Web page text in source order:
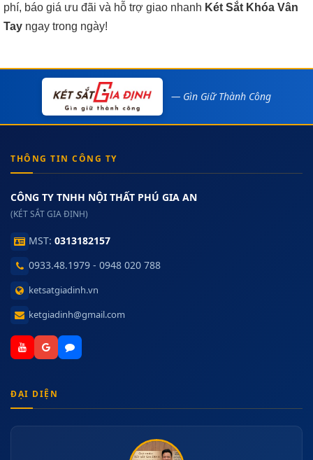
phí, báo giá ưu đãi và hỗ trợ giao nhanh Két Sắt Khóa Vân
Tay ngay trong ngày!
— Gìn Giữ Thành Công
THÔNG TIN CÔNG TY
CÔNG TY TNHH NỘI THẤT PHÚ GIA AN
(KÉT SẮT GIA ĐỊNH)
MST: 0313182157
0933.48.1979 - 0948 020 788
ketsatgiadinh.vn
ketgiadinh@gmail.com
ĐẠI DIỆN